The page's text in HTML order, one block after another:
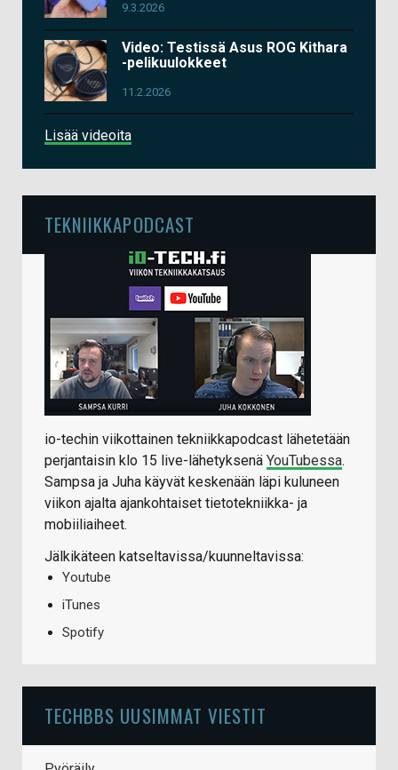
9.3.2026
Video: Testissä Asus ROG Kithara
-pelikuulokkeet
11.2.2026
Lisää videoita
TEKNIIKKAPODCAST
io-techin viikottainen tekniikkapodcast lähetetään
perjantaisin klo 15 live-lähetyksenä YouTubessa.
Sampsa ja Juha käyvät keskenään läpi kuluneen
viikon ajalta ajankohtaiset tietotekniikka- ja
mobiiliaiheet.
Jälkikäteen katseltavissa/kuunneltavissa:
Youtube
iTunes
Spotify
TECHBBS UUSIMMAT VIESTIT